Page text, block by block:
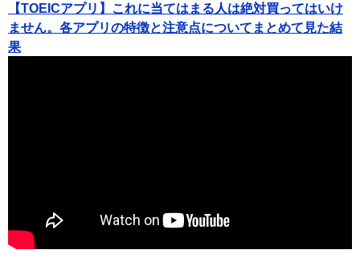
【TOEICアプリ】これに当てはまる人は絶対買ってはいけ
ません。各アプリの特徴と注意点についてまとめて見た結
果